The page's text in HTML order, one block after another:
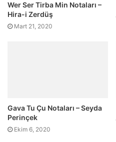
Wer Ser Tirba Min Notaları –
Hira-i Zerdüş
Mart 21, 2020
Gava Tu Çu Notaları – Seyda
Perinçek
Ekim 6, 2020